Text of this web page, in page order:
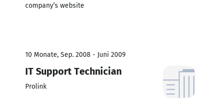
company’s website
10 Monate, Sep. 2008 - Juni 2009
IT Support Technician
Prolink